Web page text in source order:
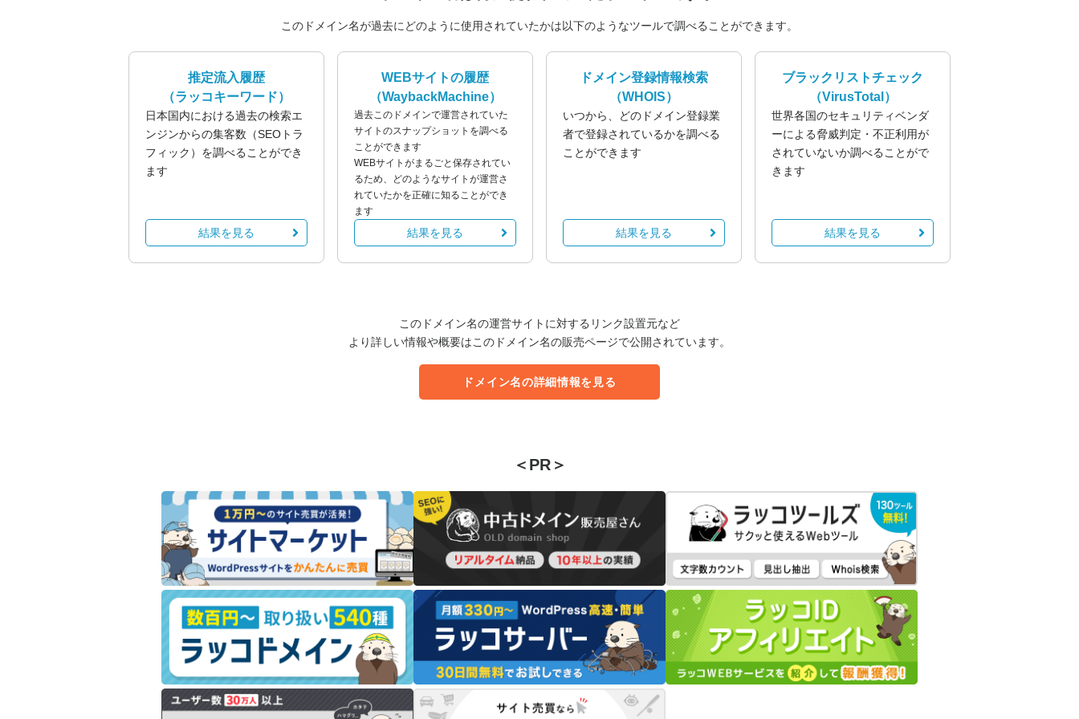
このドメイン名が過去にどのように使用されていたかは以下のようなツールで調べることができます。
推定流入履歴
（ラッコキーワード）
日本国内における過去の検索エ
ンジンからの集客数（SEOトラ
フィック）を調べることができ
ます
結果を見る
WEBサイトの履歴
（WaybackMachine）
過去このドメインで運営されていた
サイトのスナップショットを調べる
ことができます
WEBサイトがまるごと保存されてい
るため、どのようなサイトが運営さ
れていたかを正確に知ることができ
ます
結果を見る
ドメイン登録情報検索
（WHOIS）
いつから、どのドメイン登録業
者で登録されているかを調べる
ことができます
結果を見る
ブラックリストチェック
（VirusTotal）
世界各国のセキュリティベンダ
ーによる脅威判定・不正利用が
されていないか調べることがで
きます
結果を見る
このドメイン名の運営サイトに対するリンク設置元など
より詳しい情報や概要はこのドメイン名の販売ページで公開されています。
ドメイン名の詳細情報を見る
＜PR＞